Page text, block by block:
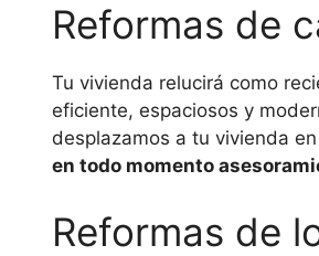
Reformas de
Tu vivienda relucirá como
eficiente, espaciosos y
desplazamos a tu vivienda
en todo momento
Reformas de